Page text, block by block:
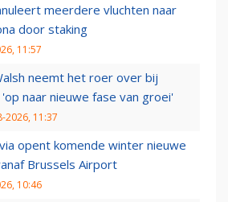
meerdere vluchten naar
door staking
11:57
neemt het roer over bij
'op naar nieuwe fase van groei'
2026, 11:37
opent komende winter nieuwe
Brussels Airport
10:46